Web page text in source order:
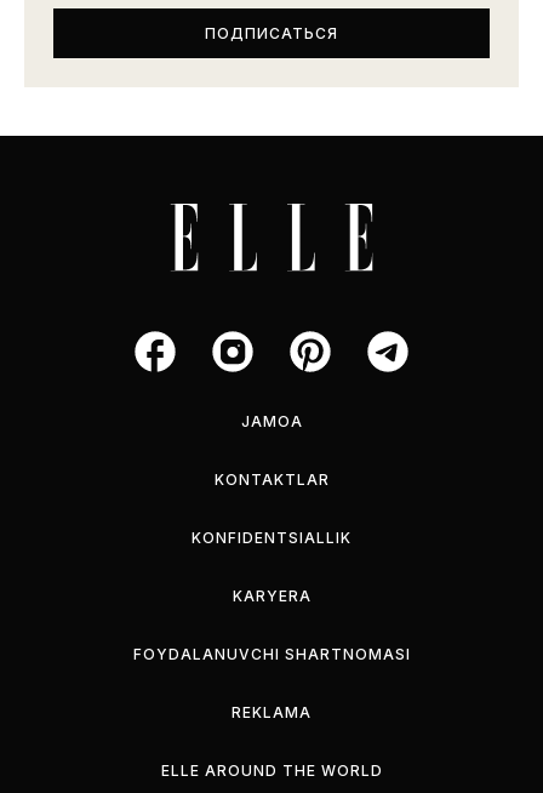
JAMOA
KONTAKTLAR
KONFIDENTSIALLIK
KARYERA
FOYDALANUVCHI SHARTNOMASI
REKLAMA
ELLE AROUND THE WORLD